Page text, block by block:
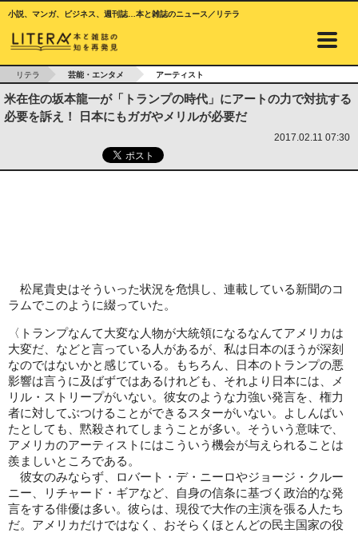
小説、マンガ、ビジネス、週刊誌…本と雑誌のニュース／リテラ
リテラ 芸能・エンタメ アーティスト
米在住の坂本龍一が「トランプの時代」にアートの力で対抗する
必要を訴え！ 日本にもガガやメリルが必要だ
2017.02.11 07:30
松尾貴史はそういった状況を危惧し、連載している新聞のコ
ラムでこのように綴っていた。
〈トランプなんて大変な人物が大統領になるなんてアメリカは
大変だ、などと言っている人があるが、私は日本のほうが深刻
なのではないかと感じている。もちろん、日本のトランプの悪
影響は言うに及ばずではあるけれども、それより日本には、メ
リル・ストリープがいない。彼女のような力強い発言を、権力
者に対してぶつけることができるスターがいない。よしんばい
たとしても、黙殺されてしまうことが多い。そういう意味で、
アメリカのアーティストにはこういう機会が与えられることは
羨ましいところである。
彼女のみならず、ロバート・デ・ニーロやジョージ・クルー
ニー、リチャード・ギアなど、自身の信条に基づく政治的な発
言をする俳優は多い。彼らは、現役で大作の主演を張る人たち
だ。アメリカだけではなく、おそらくほとんどの民主国家の役